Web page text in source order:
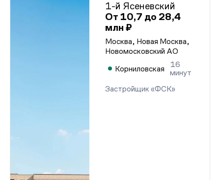
1-й Ясеневский
От 10,7 до 28,4
млн ₽
Москва, Новая Москва,
Новомосковский АО
Корниловская
16
минут
Застройщик «ФСК»